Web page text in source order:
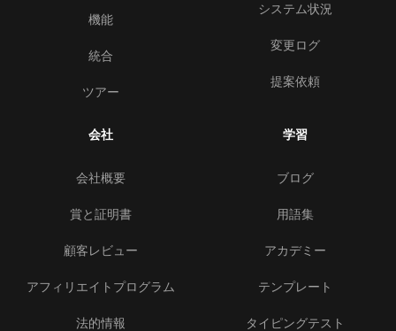
機能
統合
ツアー
システム状況
変更ログ
提案依頼
会社
会社概要
賞と証明書
顧客レビュー
アフィリエイトプログラム
法的情報
学習
ブログ
用語集
アカデミー
テンプレート
タイピングテスト